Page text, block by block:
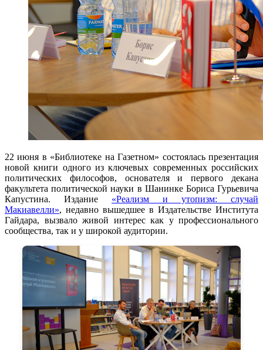
22 июня в «Библиотеке на Газетном» состоялась презентация
новой книги одного из ключевых современных российских
политических философов, основателя и первого декана
факультета политической науки в Шанинке Бориса Гурьевича
Капустина. Издание «Реализм и утопизм: случай
Макиавелли», недавно вышедшее в Издательстве Института
Гайдара, вызвало живой интерес как у профессионального
сообщества, так и у широкой аудитории.